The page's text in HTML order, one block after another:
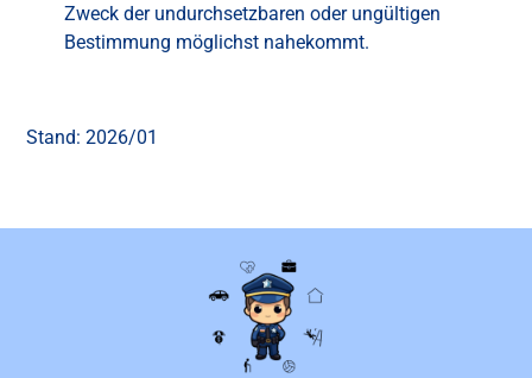
Zweck der undurchsetzbaren oder ungültigen
Bestimmung möglichst nahekommt.
Stand: 2026/01